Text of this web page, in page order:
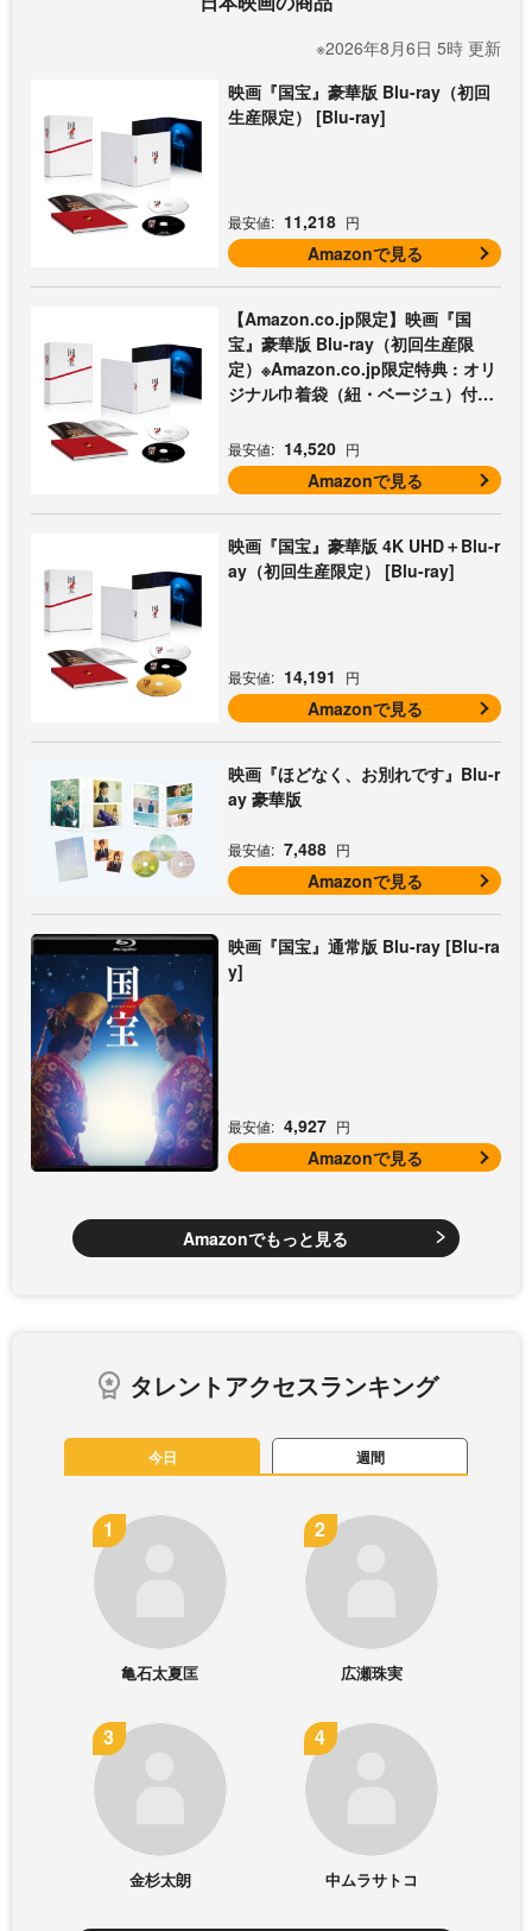
※2026年8月6日 5時 更新
映画『国宝』豪華版 Blu-ray（初回
生産限定） [Blu-ray]
最安値: 11,218 円
Amazonで見る
【Amazon.co.jp限定】映画『国
宝』豪華版 Blu-ray（初回生産限
定）※Amazon.co.jp限定特典 : オリ
ジナル巾着袋（紐・ベージュ）付き
最安値: 14,520 円
Amazonで見る
映画『国宝』豪華版 4K UHD＋Blu-r
ay（初回生産限定） [Blu-ray]
最安値: 14,191 円
Amazonで見る
映画『ほどなく、お別れです』Blu-r
ay 豪華版
最安値: 7,488 円
Amazonで見る
映画『国宝』通常版 Blu-ray [Blu-ra
y]
最安値: 4,927 円
Amazonで見る
Amazonでもっと見る
タレントアクセスランキング
今日 週間
亀石太夏匡 広瀬珠実
金杉太朗 中ムラサトコ